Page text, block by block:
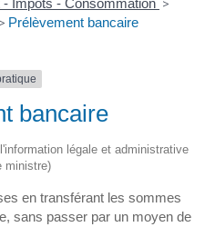
- Impôts - Consommation >
> Prélèvement bancaire
bancaire
légale et administrative
ministre)
en transférant les sommes
sans passer par un moyen de